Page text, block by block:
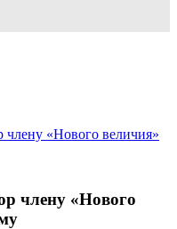
члену «Нового величия»
члену «Нового